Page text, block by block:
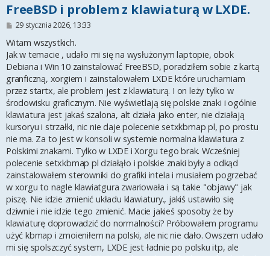
FreeBSD i problem z klawiaturą w LXDE.
P
s
t
29 stycznia 2026, 13:33
Witam wszystkich.
Jak w temacie , udało mi się na wysłużonym laptopie, obok
Debiana i Win 10 zainstalować FreeBSD, poradziłem sobie z kartą
granficzną, xorgiem i zainstalowałem LXDE które uruchamiam
przez startx, ale problem jest z klawiaturą. I on leży tylko w
środowisku graficznym. Nie wyświetlają się polskie znaki i ogólnie
klawiatura jest jakaś szalona, alt działa jako enter, nie działają
kursoryu i strzałki, nic nie daje polecenie setxkbmap pl, po prostu
nie ma. Za to jest w konsoli w systemie normalna klawiatura z
Polskimi znakami. Tylko w LXDE i Xorgu tego brak. Wcześniej
polecenie setxkbmap pl działąło i polskie znaki były a odkąd
zainstalowałem sterowniki do grafiki intela i musiałem pogrzebać
w xorgu to nagle klawiatgura zwariowała i są takie "objawy" jak
piszę. Nie idzie zmienić układu klawiatury., jakiś ustawiło się
dziwnie i nie idzie tego zmienić. Macie jakieś sposoby że by
klawiaturę doprowadzić do normalności? Próbowałem programu
użyć kbmap i zmoieniłem na polski, ale nic nie dało. Owszem udało
mi się spolszczyć system, LXDE jest ładnie po polsku itp, ale